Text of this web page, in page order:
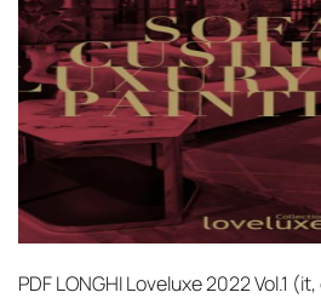
PDFLONGHI Loveluxe 2022 Vol.1